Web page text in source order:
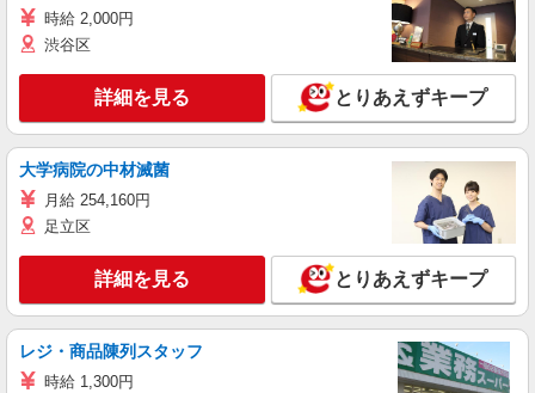
時給 2,000円
渋谷区
詳細を見る とりあえずキープ
大学病院の中材滅菌
月給 254,160円
足立区
詳細を見る とりあえずキープ
レジ・商品陳列スタッフ
時給 1,300円